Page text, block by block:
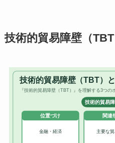
技術的貿易障壁（